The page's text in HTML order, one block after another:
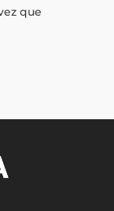
que